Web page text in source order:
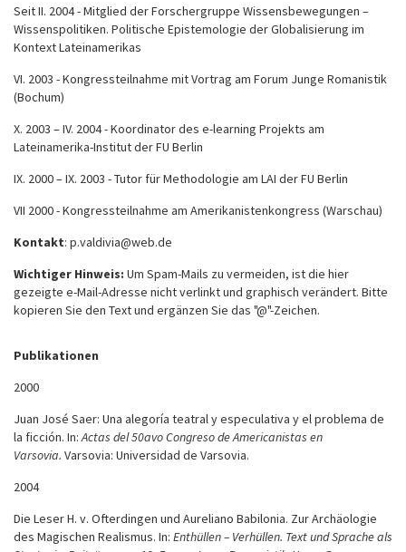
Seit II. 2004 - Mitglied der Forschergruppe Wissensbewegungen –
Wissenspolitiken. Politische Epistemologie der Globalisierung im
Kontext Lateinamerikas
VI. 2003 - Kongressteilnahme mit Vortrag am Forum Junge Romanistik
(Bochum)
X. 2003 – IV. 2004 - Koordinator des e-learning Projekts am
Lateinamerika-Institut der FU Berlin
IX. 2000 – IX. 2003 - Tutor für Methodologie am LAI der FU Berlin
VII 2000 - Kongressteilnahme am Amerikanistenkongress (Warschau)
Kontakt: p.valdivia@web.de
Wichtiger Hinweis: Um Spam-Mails zu vermeiden, ist die hier
gezeigte e-Mail-Adresse nicht verlinkt und graphisch verändert. Bitte
kopieren Sie den Text und ergänzen Sie das "@"-Zeichen.
Publikationen
2000
Juan José Saer: Una alegoría teatral y especulativa y el problema de
la ficción. In:Actas del 50avo Congreso de Americanistas en
Varsovia. Varsovia: Universidad de Varsovia.
2004
Die Leser H. v. Ofterdingen und Aureliano Babilonia. Zur Archäologie
des Magischen Realismus. In: Enthüllen – Verhüllen. Text und Sprache als